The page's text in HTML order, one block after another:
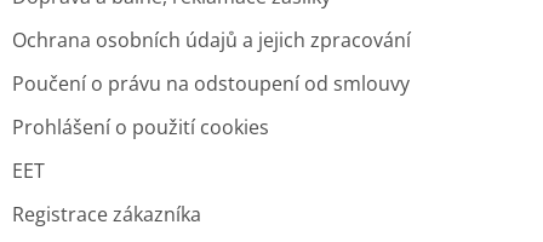
Ochrana osobních údajů a jejich zpracování
Poučení o právu na odstoupení od smlouvy
Prohlášení o použití cookies
EET
Registrace zákazníka